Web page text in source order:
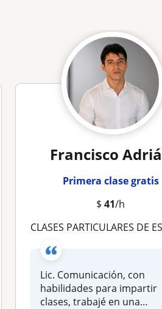
Francisco
Primera clase gratis
$41/h
CLASES PARTICULARES DE ESPAÑOL
Lic. Comunicación, con
habilidades para impartir
clases, trabajé en una